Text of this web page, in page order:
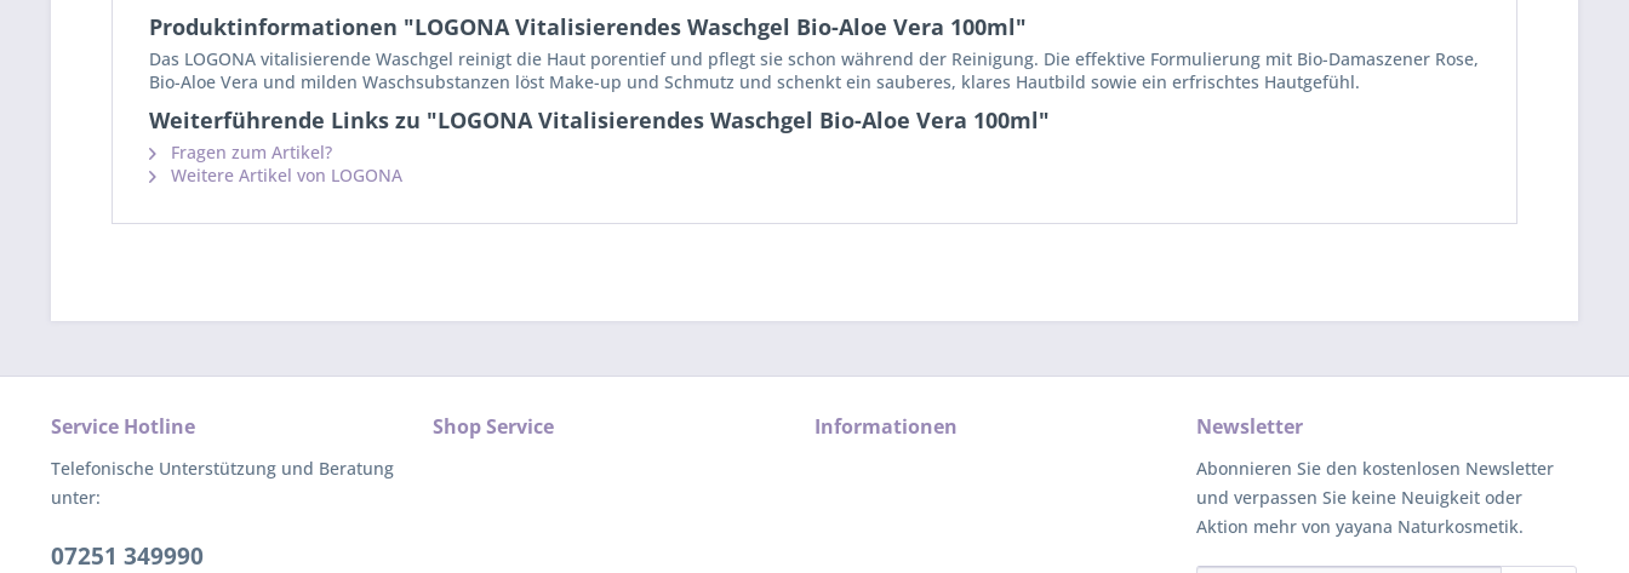
Produktinformationen "LOGONA Vitalisierendes Waschgel Bio-Aloe Vera 100ml"
Das LOGONA vitalisierende Waschgel reinigt die Haut porentief und pflegt sie schon während der Reinigung. Die effektive Formulierung mit Bio-Damaszener Rose,
Bio-Aloe Vera und milden Waschsubstanzen löst Make-up und Schmutz und schenkt ein sauberes, klares Hautbild sowie ein erfrischtes Hautgefühl.
Weiterführende Links zu "LOGONA Vitalisierendes Waschgel Bio-Aloe Vera 100ml"
Fragen zum Artikel?
Weitere Artikel von LOGONA
Service Hotline
Telefonische Unterstützung und Beratung
unter:
07251 349990
Shop Service Informationen Newsletter
Abonnieren Sie den kostenlosen Newsletter
und verpassen Sie keine Neuigkeit oder
Aktion mehr von yayana Naturkosmetik.